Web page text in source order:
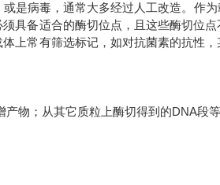
是病毒，通常大多经过人工改造。作
具备适合的酶切位点，且这些酶切位
上常有筛选标记，如对抗菌素的抗性
物；从其它质粒上酶切得到的DNA段等